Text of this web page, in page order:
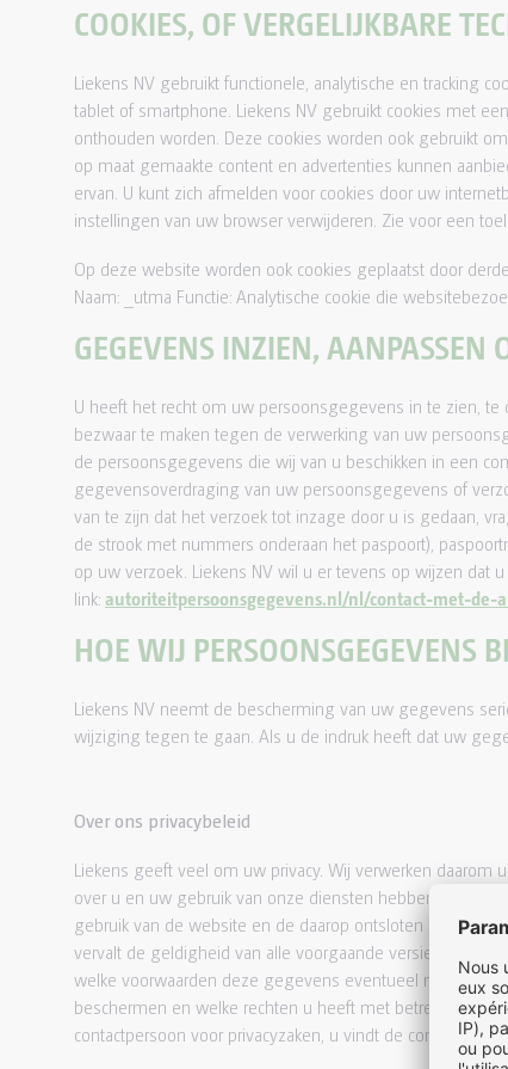
COOKIES, OF VERGELIJKBARE
Liekens NV gebruikt functionele, analytische en tracking
tablet of smartphone. Liekens NV gebruikt cookies met
onthouden worden. Deze cookies worden ook gebruikt
op maat gemaakte content en advertenties kunnen
ervan. U kunt zich afmelden voor cookies door uw
instellingen van uw browser verwijderen. Zie voor een
Op deze website worden ook cookies geplaatst door
Naam: _utma Functie: Analytische cookie die
GEGEVENS INZIEN, AANPASSEN
U heeft het recht om uw persoonsgegevens in te zien,
bezwaar te maken tegen de verwerking van uw
de persoonsgegevens die wij van u beschikken in een
gegevensoverdraging van uw persoonsgegevens of
van te zijn dat het verzoek tot inzage door u is gedaan,
de strook met nummers onderaan het paspoort),
op uw verzoek. Liekens NV wil u er tevens op wijzen dat
link:autoriteitpersoonsgegevens.nl/nl/contact-met-de-
HOE WIJ PERSOONSGEGEVENS
Liekens NV neemt de bescherming van uw gegevens
wijziging tegen te gaan. Als u de indruk heeft dat uw
Over ons privacybeleid
Liekens geeft veel om uw privacy. Wij verwerken
over u en uw gebruik van onze diensten hebben
gebruik van de website en de daarop ontsloten
vervalt de geldigheid van alle voorgaande versies. Dit
welke voorwaarden deze gegevens eventueel met
beschermen en welke rechten u heeft met betrekking tot
contactpersoon voor privacyzaken, u vindt de